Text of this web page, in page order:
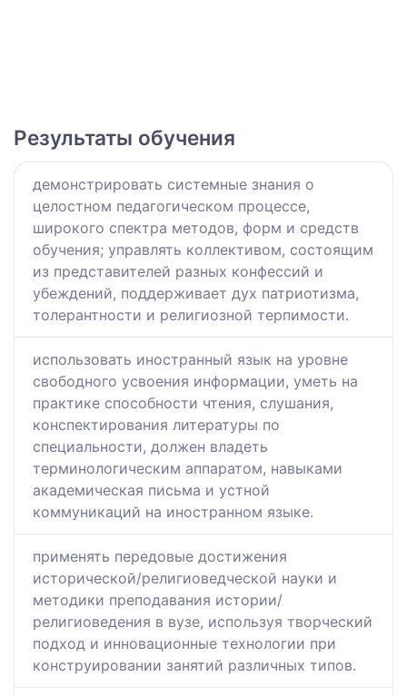
Результаты обучения
демонстрировать системные знания о
целостном педагогическом процессе,
широкого спектра методов, форм и средств
обучения; управлять коллективом, состоящим
из представителей разных конфессий и
убеждений, поддерживает дух патриотизма,
толерантности и религиозной терпимости.
использовать иностранный язык на уровне
свободного усвоения информации, уметь на
практике способности чтения, слушания,
конспектирования литературы по
специальности, должен владеть
терминологическим аппаратом, навыками
академическая письма и устной
коммуникаций на иностранном языке.
применять передовые достижения
исторической/религиоведческой науки и
методики преподавания истории/
религиоведения в вузе, используя творческий
подход и инновационные технологии при
конструировании занятий различных типов.